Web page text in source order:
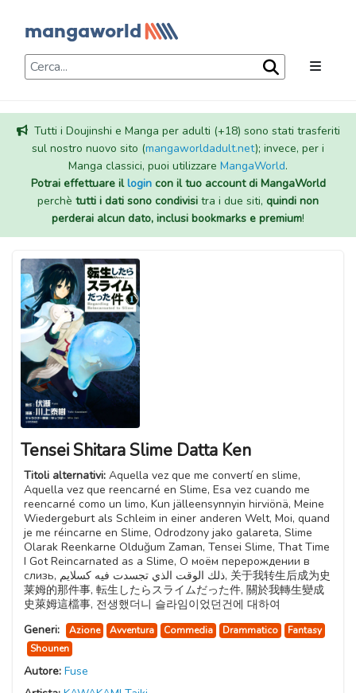
Tutti i Doujinshi e Manga per adulti (+18) sono stati trasferiti
sul nostro nuovo sito (mangaworldadult.net); invece, per i
Manga classici, puoi utilizzare MangaWorld.
Potrai effettuare illogincon il tuo account di MangaWorld
perchè tutti i dati sono condivisi tra i due siti, quindi non
perderai alcun dato, inclusi bookmarks e premium!
Tensei Shitara Slime Datta Ken
Titoli alternativi: Aquella vez que me convertí en slime,
Aquella vez que reencarné en Slime, Esa vez cuando me
reencarné como un limo, Kun jälleensynnyin hirviönä, Meine
Wiedergeburt als Schleim in einer anderen Welt, Moi, quand
je me réincarne en Slime, Odrodzony jako galareta, Slime
Olarak Reenkarne Olduğum Zaman, Tensei Slime, That Time
I Got Reincarnated as a Slime, О моём перерождении в
слизь, ذلك الوقت الذي تجسدت فيه كسلايم, 关于我转生后成为史
莱姆的那件事, 転生したらスライムだった件, 關於我轉生變成
史萊姆這檔事, 전생했더니 슬라임이었던건에 대하여
Generi:
Azione Avventura Commedia Drammatico
Fantasy
Shounen
Autore: Fuse